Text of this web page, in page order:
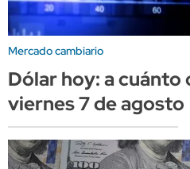
Mercado cambiario
Dólar hoy: a cuánto
viernes 7 de agosto